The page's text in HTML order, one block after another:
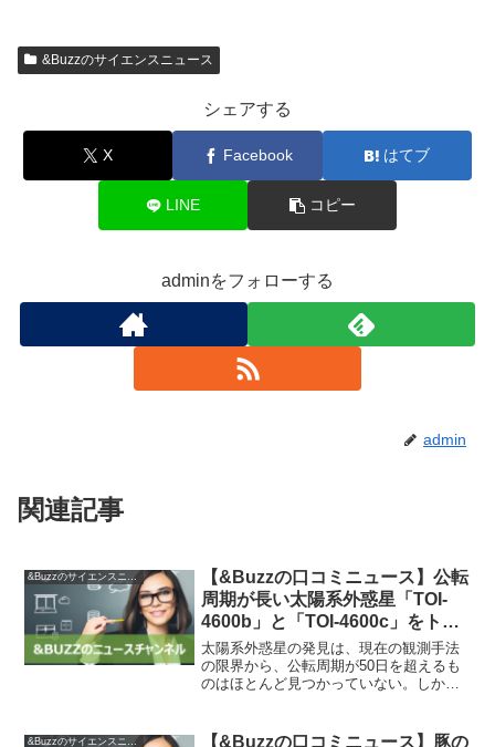
&Buzzのサイエンスニュース
シェアする
X Facebook はてブ
LINE コピー
adminをフォローする
admin
関連記事
&Buzzのサイエンスニュース
【&Buzzの口コミニュース】公転
周期が長い太陽系外惑星「TOI-
4600b」と「TOI-4600c」をトラ
ンジット法で発見 | sorae 宇宙へ
のポータルサイト
太陽系外惑星の発見は、現在の観測手法
の限界から、公転周期が50日を超えるも
のはほとんど見つかっていない。しか
観測データから、新たな太陽系外惑星
&Buzzのサイエンスニュース
【&Buzzの口コミニュース】豚の